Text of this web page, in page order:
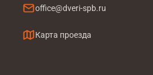
office@dveri-spb.ru
Карта проезда